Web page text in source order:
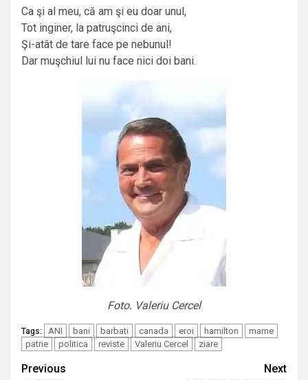
Ca şi al meu, că am şi eu doar unul,
Tot inginer, la patruşcinci de ani,
Şi-atât de tare face pe nebunul!
Dar muşchiul lui nu face nici doi bani.
Foto. Valeriu Cercel
Tags: ANI bani barbati canada eroi hamilton
mame
patrie
politica reviste Valeriu Cercel ziare
Continue
Previous
Next